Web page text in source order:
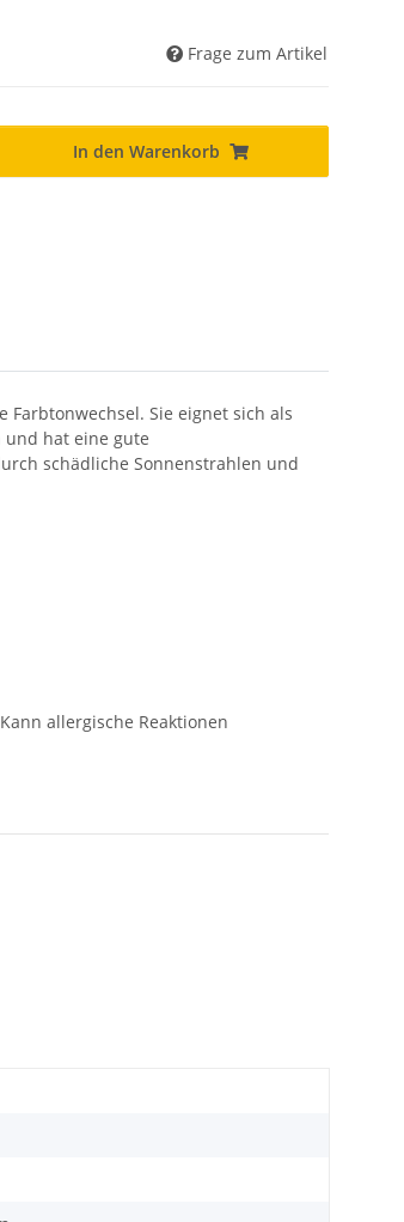
Frage zum Artikel
In den Warenkorb
Sie eignet sich als
hat eine gute
schädliche Sonnenstrahlen und
allergische Reaktionen